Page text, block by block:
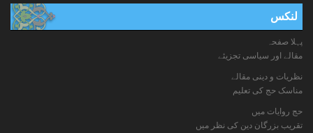
لنکس
پہلا صفحہ
مقالے اور سیاسی تجزیئے
نظریات و دینی مقالے
مناسک حج کی تعلیم
حج روایات میں
تقریب بزرگان دین کی نظر میں